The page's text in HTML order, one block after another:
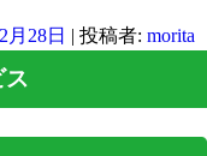
月28日 | 投稿者: morita